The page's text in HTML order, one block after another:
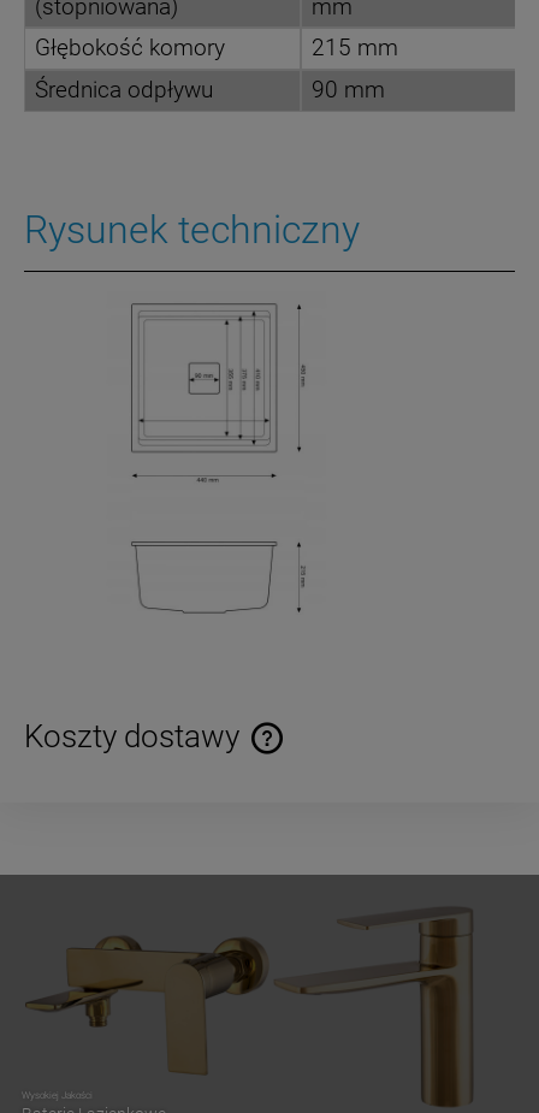
(stopniowana)
mm
Głębokość komory
215 mm
Średnica odpływu
90 mm
Rysunek techniczny
Koszty dostawy
Cena nie zawiera ewentualnych kosztów płatności
Wysokiej Jakości